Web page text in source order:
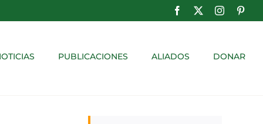
Facebook Instagram
PUBLICACIONES ALIADOS DONAR